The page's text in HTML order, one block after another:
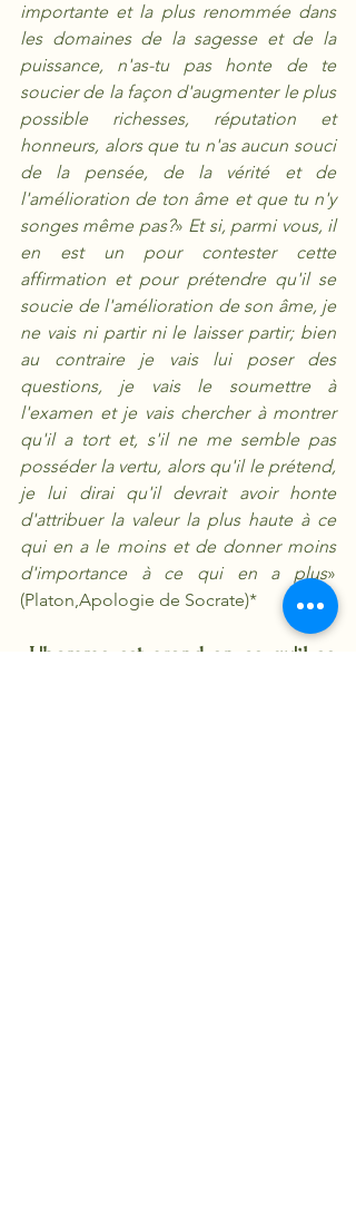
importante et la plus renommée dans
les domaines de la sagesse et de la
puissance, n'as-tu pas honte de te
soucier de la façon d'augmenter le plus
possible richesses, réputation et
honneurs, alors que tu n'as aucun souci
de la pensée, de la vérité et de
l'amélioration de ton âme et que tu n'y
songes même pas?» Et si, parmi vous, il
en est un pour contester cette
affirmation et pour prétendre qu'il se
soucie de l'amélioration de son âme, je
ne vais ni partir ni le laisser partir; bien
au contraire je vais lui poser des
questions, je vais le soumettre à
l'examen et je vais chercher à montrer
qu'il a tort et, s'il ne me semble pas
posséder la vertu, alors qu'il le prétend,
je lui dirai qu'il devrait avoir honte
d'attribuer la valeur la plus haute à ce
qui en a le moins et de donner moins
d'importance à ce qui en a plus»
(Platon,Apologie de Socrate)*
«L'homme est grand en ce qu'il se